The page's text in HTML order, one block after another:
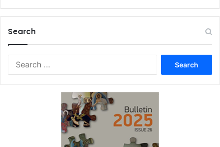
Search